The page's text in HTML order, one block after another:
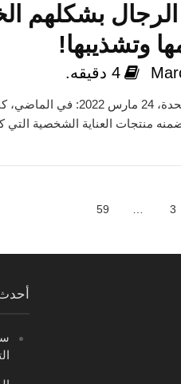
الرجال بشكلهم
وتشذيبها!
4 دقيقه.
الإمارات العربية
منتجات العناية الشخصية التي
3
59
أحدث